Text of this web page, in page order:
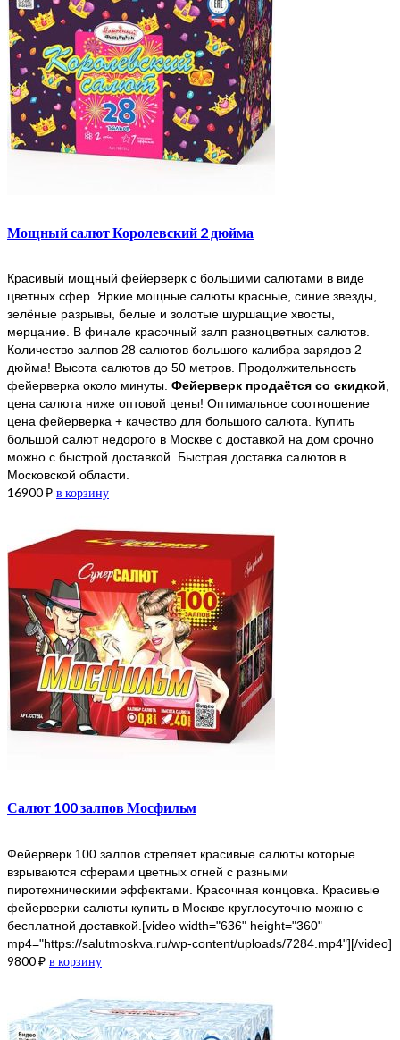
Мощный салют Королевский 2 дюйма
Красивый мощный фейерверк с большими салютами в виде
цветных сфер. Яркие мощные салюты красные, синие звезды,
зелёные разрывы, белые и золотые шуршащие хвосты,
мерцание. В финале красочный залп разноцветных салютов.
Количество залпов 28 салютов большого калибра зарядов 2
дюйма! Высота салютов до 50 метров. Продолжительность
фейерверка около минуты. Фейерверк продаётся со скидкой,
цена салюта ниже оптовой цены! Оптимальное соотношение
цена фейерверка + качество для большого салюта. Купить
большой салют недорого в Москве с доставкой на дом срочно
можно с быстрой доставкой. Быстрая доставка салютов в
Московской области.
16900₽ в корзину
Салют 100 залпов Мосфильм
Фейерверк 100 залпов стреляет красивые салюты которые
взрываются сферами цветных огней с разными
пиротехническими эффектами. Красочная концовка. Красивые
фейерверки салюты купить в Москве круглосуточно можно с
бесплатной доставкой.[video width="636" height="360"
mp4="https://salutmoskva.ru/wp-content/uploads/7284.mp4"][/video]
9800₽ в корзину